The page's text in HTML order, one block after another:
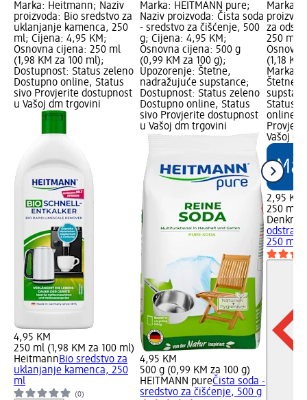
Marka: Heitmann; Naziv
proizvoda: Bio sredstvo za
uklanjanje kamenca, 250
ml; Cijena: 4,95 KM;
Osnovna cijena: 250 ml
(1,98 KM za 100 ml);
Dostupnost: Status zeleno
Dostupno online, Status
sivo Provjerite dostupnost
u Vašoj dm trgovini
4,95 KM
250 ml (1,98 KM za 100 ml)
HeitmannBio sredstvo za
uklanjanje kamenca, 250
ml
(0)
Marka: HEITMANN pure;
Naziv proizvoda: Čista soda
- sredstvo za čišćenje, 500
g; Cijena: 4,95 KM;
Osnovna cijena: 500 g
(0,99 KM za 100 g);
Upozorenje: Štetne,
nadražujuće supstance;
Dostupnost: Status zeleno
Dostupno online, Status
sivo Provjerite dostupnost
u Vašoj dm trgovini
4,95 KM
500 g (0,99 KM za 100 g)
HEITMANN pureČista soda -
sredstvo za čišćenje, 500 g
Marka:
za
250 ml;
(1,18
Marka
Štetne,
Status
online,
Vašoj
2,95 KM
250 ml
Denkmit
250 ml